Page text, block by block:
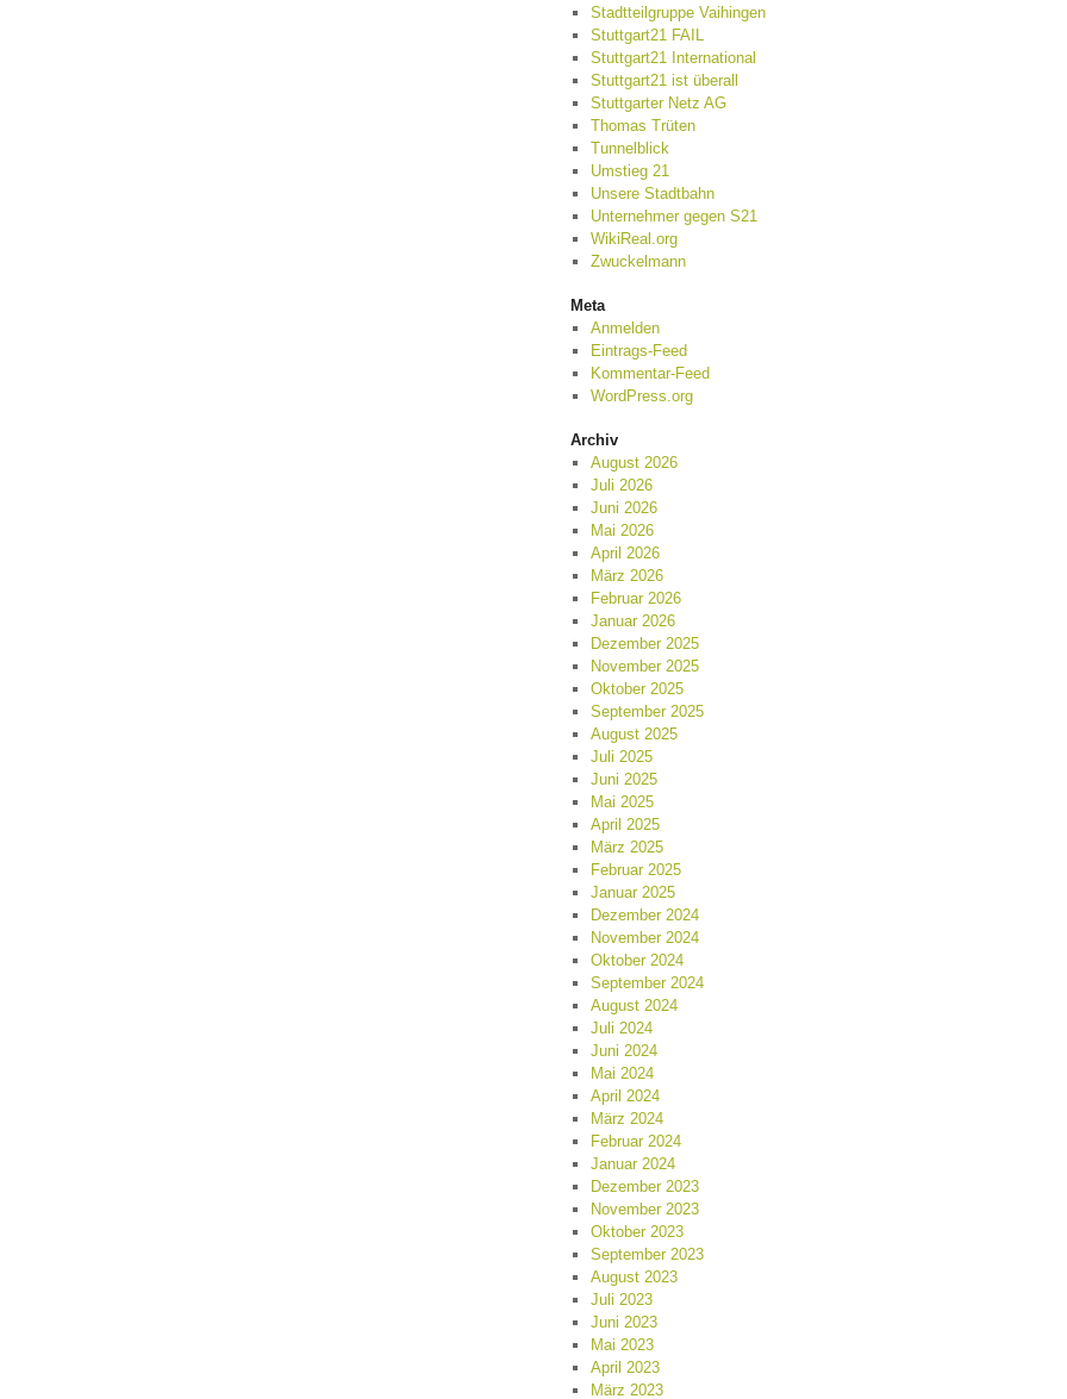
Stadtteilgruppe Vaihingen
Stuttgart21 FAIL
Stuttgart21 International
Stuttgart21 ist überall
Stuttgarter Netz AG
Thomas Trüten
Tunnelblick
Umstieg 21
Unsere Stadtbahn
Unternehmer gegen S21
WikiReal.org
Zwuckelmann
Meta
Anmelden
Eintrags-Feed
Kommentar-Feed
WordPress.org
Archiv
August 2026
Juli 2026
Juni 2026
Mai 2026
April 2026
März 2026
Februar 2026
Januar 2026
Dezember 2025
November 2025
Oktober 2025
September 2025
August 2025
Juli 2025
Juni 2025
Mai 2025
April 2025
März 2025
Februar 2025
Januar 2025
Dezember 2024
November 2024
Oktober 2024
September 2024
August 2024
Juli 2024
Juni 2024
Mai 2024
April 2024
März 2024
Februar 2024
Januar 2024
Dezember 2023
November 2023
Oktober 2023
September 2023
August 2023
Juli 2023
Juni 2023
Mai 2023
April 2023
März 2023